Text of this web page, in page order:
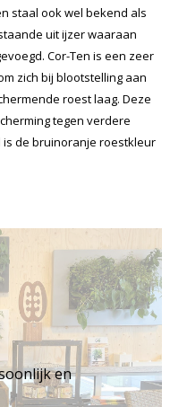
staal ook wel bekend als
uit ijzer waaraan
Cor-Ten is een zeer
zich bij blootstelling aan
roest laag. Deze
tegen verdere
is de bruinoranje roestkleur
en